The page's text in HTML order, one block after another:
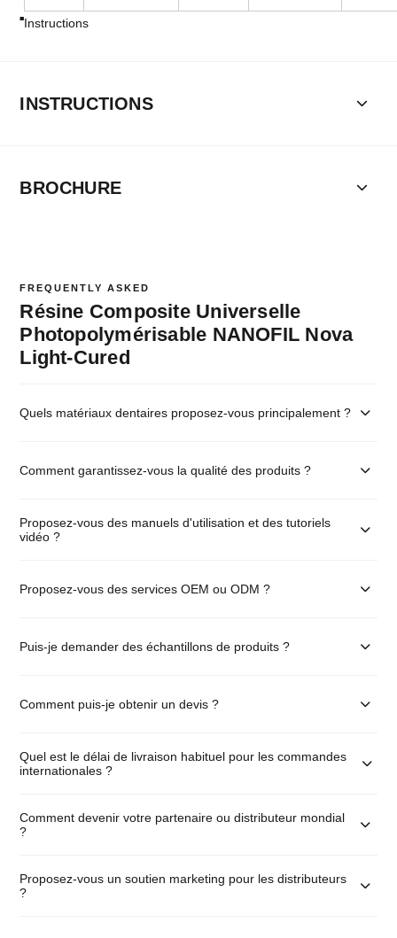
Instructions
INSTRUCTIONS
BROCHURE
FREQUENTLY ASKED
Résine Composite Universelle
Photopolymérisable NANOFIL Nova
Light-Cured
Quels matériaux dentaires proposez-vous principalement ?
Comment garantissez-vous la qualité des produits ?
Proposez-vous des manuels d'utilisation et des tutoriels
vidéo ?
Proposez-vous des services OEM ou ODM ?
Puis-je demander des échantillons de produits ?
Comment puis-je obtenir un devis ?
Quel est le délai de livraison habituel pour les commandes
internationales ?
Comment devenir votre partenaire ou distributeur mondial
?
Proposez-vous un soutien marketing pour les distributeurs
?